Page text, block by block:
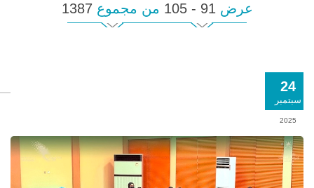
عرض 91 - 105 من مجموع 1387
24
سبتمبر
2025